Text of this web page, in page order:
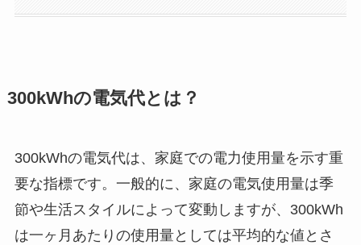
300kWhの電気代とは？
300kWhの電気代は、家庭での電力使用量を示す重
要な指標です。一般的に、家庭の電気使用量は季
節や生活スタイルによって変動しますが、300kWh
は一ヶ月あたりの使用量としては平均的な値とさ